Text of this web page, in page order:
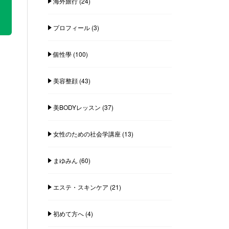
プロフィール(3)
個性學(100)
美容整顔(43)
美BODYレッスン (37)
女性のための社会学講座(13)
まゆみん (60)
エステ・スキンケア (21)
初めて方へ(4)